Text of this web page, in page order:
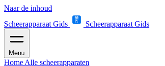
Naar de inhoud
Scheerapparaat Gids
Scheerapparaat Gids
Menu
Home Alle scheerapparaten